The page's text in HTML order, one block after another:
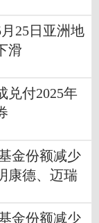
25日亚洲地
滑
兑付2025年
金份额减少
康德、迈瑞
金份额减少